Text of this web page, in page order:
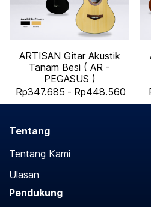
ARTISAN Gitar Akustik
Tanam Besi ( AR -
PEGASUS )
Rp347.685 - Rp448.560
Tentang
Tentang Kami
Ulasan
Pendukung